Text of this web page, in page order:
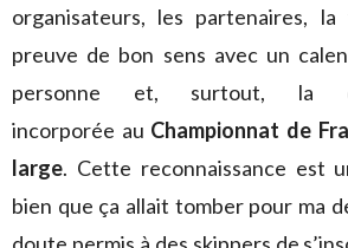
organisateurs, les partenaires,
preuve de bon sens avec un
personne et, surtout, la
incorporée au Championnat de
large. Cette reconnaissance est
bien que ça allait tomber pour ma